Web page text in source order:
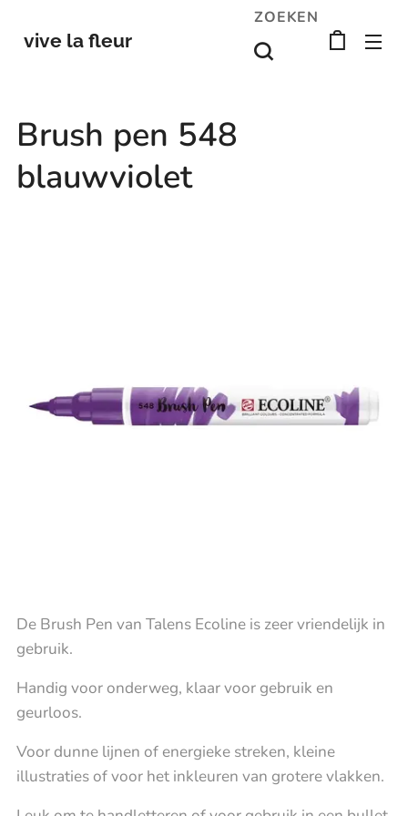
vive la fleur
ZOEKEN
Brush pen 548
blauwviolet
De Brush Pen van Talens Ecoline is zeer vriendelijk in
gebruik.
Handig voor onderweg, klaar voor gebruik en
geurloos.
Voor dunne lijnen of energieke streken, kleine
illustraties of voor het inkleuren van grotere vlakken.